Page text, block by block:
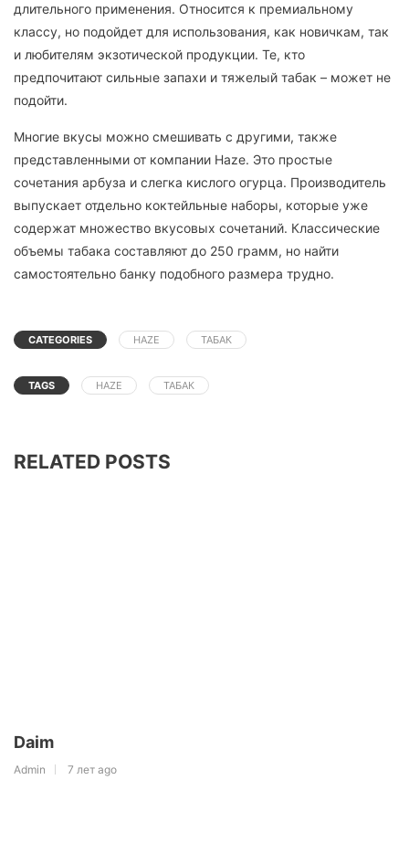
длительного применения. Относится к премиальному
классу, но подойдет для использования, как новичкам, так
и любителям экзотической продукции. Те, кто
предпочитают сильные запахи и тяжелый табак – может не
подойти.
Многие вкусы можно смешивать с другими, также
представленными от компании Haze. Это простые
сочетания арбуза и слегка кислого огурца. Производитель
выпускает отдельно коктейльные наборы, которые уже
содержат множество вкусовых сочетаний. Классические
объемы табака составляют до 250 грамм, но найти
самостоятельно банку подобного размера трудно.
CATEGORIES HAZE ТАБАК
TAGS HAZE ТАБАК
RELATED POSTS
Daim
Admin 7 лет ago